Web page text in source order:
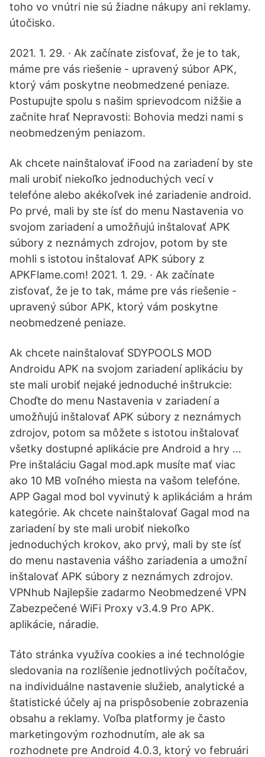
toho vo vnútri nie sú žiadne nákupy ani reklamy.
útočisko.
2021. 1. 29. · Ak začínate zisťovať, že je to tak,
máme pre vás riešenie - upravený súbor APK,
ktorý vám poskytne neobmedzené peniaze.
Postupujte spolu s našim sprievodcom nižšie a
začnite hrať Nepravosti: Bohovia medzi nami s
neobmedzeným peniazom.
Ak chcete nainštalovať iFood na zariadení by ste
mali urobiť niekoľko jednoduchých vecí v
telefóne alebo akékoľvek iné zariadenie android.
Po prvé, mali by ste ísť do menu Nastavenia vo
svojom zariadení a umožňujú inštalovať APK
súbory z neznámych zdrojov, potom by ste
mohli s istotou inštalovať APK súbory z
APKFlame.com! 2021. 1. 29. · Ak začínate
zisťovať, že je to tak, máme pre vás riešenie -
upravený súbor APK, ktorý vám poskytne
neobmedzené peniaze.
Ak chcete nainštalovať SDYPOOLS MOD
Androidu APK na svojom zariadení aplikáciu by
ste mali urobiť nejaké jednoduché inštrukcie:
Choďte do menu Nastavenia v zariadení a
umožňujú inštalovať APK súbory z neznámych
zdrojov, potom sa môžete s istotou inštalovať
všetky dostupné aplikácie pre Android a hry …
Pre inštaláciu Gagal mod.apk musíte mať viac
ako 10 MB voľného miesta na vašom telefóne.
APP Gagal mod bol vyvinutý k aplikáciám a hrám
kategórie. Ak chcete nainštalovať Gagal mod na
zariadení by ste mali urobiť niekoľko
jednoduchých krokov, ako prvý, mali by ste ísť
do menu nastavenia vášho zariadenia a umožní
inštalovať APK súbory z neznámych zdrojov.
VPNhub Najlepšie zadarmo Neobmedzené VPN
Zabezpečené WiFi Proxy v3.4.9 Pro APK.
aplikácie, náradie.
Táto stránka využíva cookies a iné technológie
sledovania na rozlíšenie jednotlivých počítačov,
na individuálne nastavenie služieb, analytické a
štatistické účely aj na prispôsobenie zobrazenia
obsahu a reklamy. Voľba platformy je často
marketingovým rozhodnutím, ale ak sa
rozhodnete pre Android 4.0.3, ktorý vo februári